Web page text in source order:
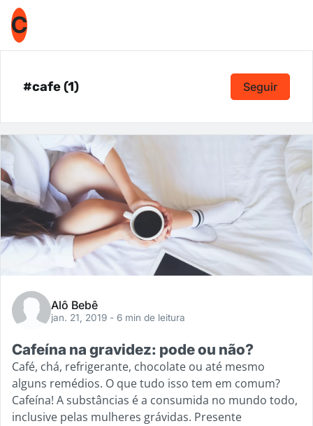
C
#cafe (1) Seguir
Alô Bebê
jan. 21, 2019 - 6 min de leitura
Cafeína na gravidez: pode ou não?
Café, chá, refrigerante, chocolate ou até mesmo
alguns remédios. O que tudo isso tem em comum?
Cafeína! A substâncias é a consumida no mundo todo,
inclusive pelas mulheres grávidas. Presente